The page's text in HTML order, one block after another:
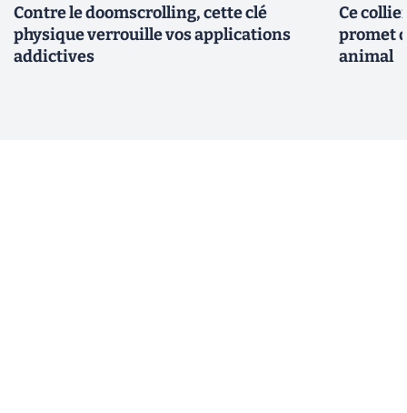
Contre le doomscrolling, cette clé
physique verrouille vos applications
addictives
Ce
promet
animal